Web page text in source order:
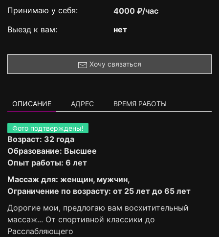
Принимаю у себя:
4000 ₽/час
Выезд к вам:
нет
Хочу связаться
ОПИСАНИЕ АДРЕС ВРЕМЯ РАБОТЫ
Фото подтверждены!
Возраст: 32 года
Образование: Высшее
Опыт работы: 6 лет
Массаж для: женщин, мужчин,
Ограничение по возрасту: от 25 лет до 65 лет
Дорогие мои, предлогаю вам восхитительный
массаж... От спортивной классики до
Расслабляющего